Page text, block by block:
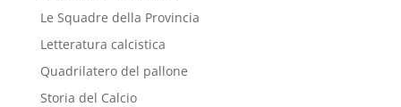
Le Squadre della Provincia
Letteratura calcistica
Quadrilatero del pallone
Storia del Calcio